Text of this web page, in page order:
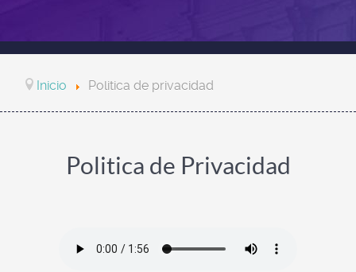
Inicio Politica de privacidad
Politica de Privacidad